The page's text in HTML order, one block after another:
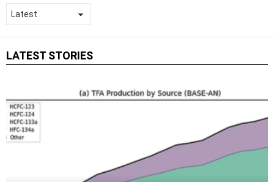
LATEST STORIES